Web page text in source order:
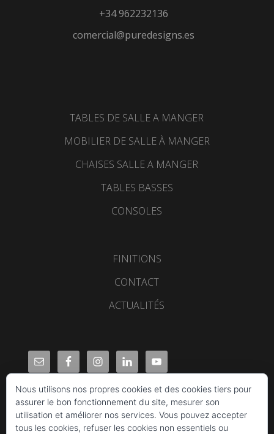
+34 962232136
comercial@puredesigns.es
TABLES DE SALLE A MANGER
MOBILIER DE SALLE À MANGER
CHAISES SALLE A MANGER
TABLES BASSES
CONSOLES
FINITIONS
CONTACT
ACTUALITÉS
Nous utilisons nos propres cookies et des cookies tiers pour
assurer le bon fonctionnement du site, mesurer son
utilisation et améliorer nos services. Vous pouvez accepter
tous les cookies, refuser les cookies non essentiels ou